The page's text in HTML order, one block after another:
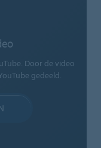
Door de video
gedeeld.